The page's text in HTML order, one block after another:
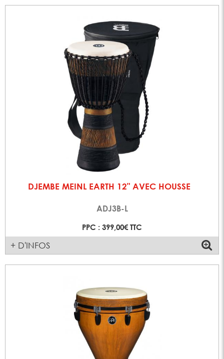
DJEMBE MEINL EARTH 12" AVEC HOUSSE
ADJ3B-L
PPC : 399,00€ TTC
+ D'INFOS